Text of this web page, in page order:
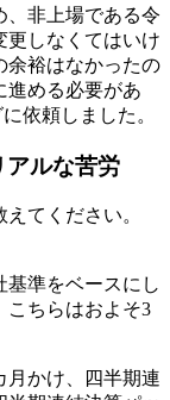
、非上場である令
更しなくてはいけ
余裕はなかったの
進める必要があ
依頼しました。
ルな苦労
てください。
基準をベースにし
こちらはおよそ3
月かけ、四半期連